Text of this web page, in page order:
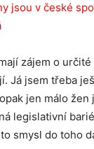
jsou v české
zájem o
Já jsem třeba
jen málo
legislativní
smysl do toho